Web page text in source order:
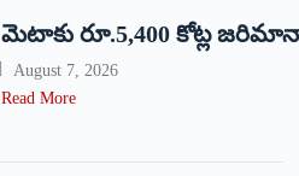
మెటాకు రూ.5,400 కోట్ల
August 7, 2026
Read More